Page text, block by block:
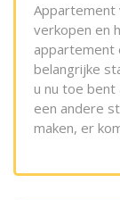
Appartement
verkopen en
appartement
belangrijke
u nu toe bent
een andere
maken, er